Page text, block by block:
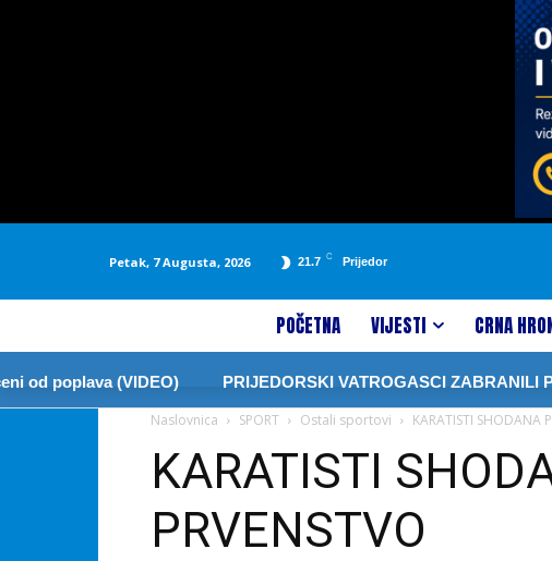
Petak, 7 Augusta, 2026 21.7 C Prijedor
POČETNA VIJESTI CRNA
(VIDEO) PRIJEDORSKI VATROGASCI ZABRANILI
Naslovnica SPORT Ostali sportovi KARATISTI SHODANA
KARATISTI
PRVENSTVO